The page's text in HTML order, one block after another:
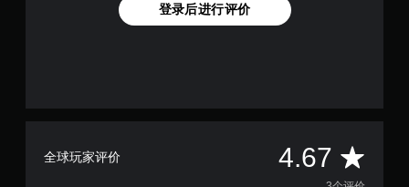
登录后进行评价
全球玩家评价 4.67 平